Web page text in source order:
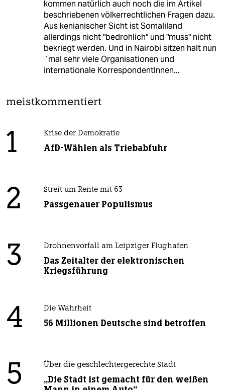
kommen natürlich auch noch die im Artikel
beschriebenen völkerrechtlichen Fragen dazu.
Aus kenianischer Sicht ist Somaliland
allerdings nicht "bedrohlich" und "muss" nicht
bekriegt werden. Und in Nairobi sitzen halt nun
´mal sehr viele Organisationen und
internationale KorrespondentInnen...
meistkommentiert
1 Krise der Demokratie
AfD-Wählen als Triebabfuhr
2 Streit um Rente mit 63
Passgenauer Populismus
3 Drohnenvorfall am Leipziger Flughafen
Das Zeitalter der elektronischen
Kriegsführung
4 Die Wahrheit
56 Millionen Deutsche sind betroffen
5 Über die geschlechtergerechte Stadt
„Die Stadt ist gemacht für den weißen